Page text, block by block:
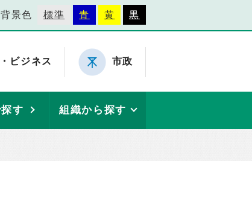
背景色 標準 青 黄 黒
ビジネス 市政
す 組織から探す